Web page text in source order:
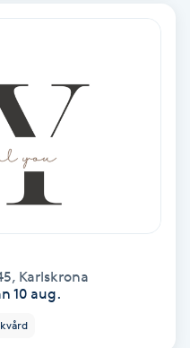
, Karlskrona
10 aug.